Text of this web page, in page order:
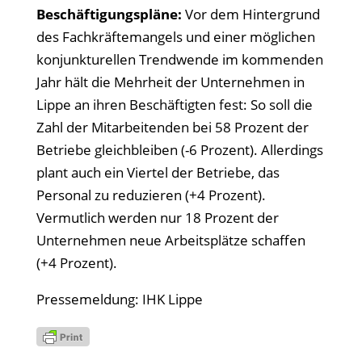
Beschäftigungspläne: Vor dem Hintergrund
des Fachkräftemangels und einer möglichen
konjunkturellen Trendwende im kommenden
Jahr hält die Mehrheit der Unternehmen in
Lippe an ihren Beschäftigten fest: So soll die
Zahl der Mitarbeitenden bei 58 Prozent der
Betriebe gleichbleiben (-6 Prozent). Allerdings
plant auch ein Viertel der Betriebe, das
Personal zu reduzieren (+4 Prozent).
Vermutlich werden nur 18 Prozent der
Unternehmen neue Arbeitsplätze schaffen
(+4 Prozent).
Pressemeldung: IHK Lippe